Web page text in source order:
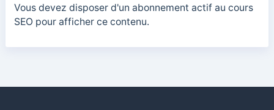
Vous devez disposer d'un abonnement actif au cours
SEO pour afficher ce contenu.